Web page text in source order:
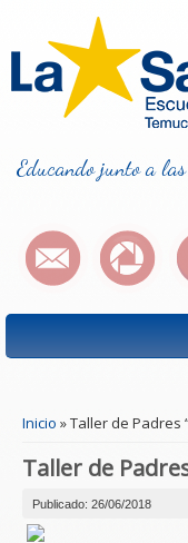
Educando junto a
Inicio » Taller de Padres
Taller de
Publicado: 26/06/2018